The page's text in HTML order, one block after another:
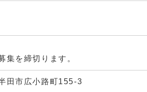
集を締切ります。
田市広小路町155-3